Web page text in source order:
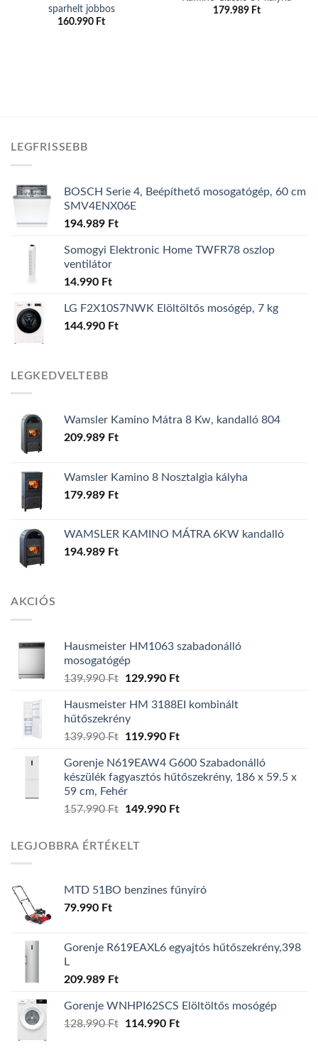
sparhelt jobbos
160.990 Ft
179.989 Ft
LEGFRISSEBB
BOSCH Serie 4, Beépíthető mosogatógép, 60 cm
SMV4ENX06E
194.989 Ft
Somogyi Elektronic Home TWFR78 oszlop
ventilátor
14.990 Ft
LG F2X10S7NWK Elöltöltős mosógép, 7 kg
144.990 Ft
LEGKEDVELTEBB
Wamsler Kamino Mátra 8 Kw, kandalló 804
209.989 Ft
Wamsler Kamino 8 Nosztalgia kályha
179.989 Ft
WAMSLER KAMINO MÁTRA 6KW kandalló
194.989 Ft
AKCIÓS
Hausmeister HM1063 szabadonálló
mosogatógép
139.990Ft
Original
was:
139.990 Ft.
129.990 FtCurrent
is:
Hausmeister HM 3188EI kombinált
hűtőszekrény
139.990Ft
Original
was:
139.990 Ft.
119.990 FtCurrent
is:
119.990 Ft.
Gorenje N619EAW4 G600 Szabadonálló
készülék fagyasztós hűtőszekrény, 186 x 59.5 x
59 cm, Fehér
157.990Ft
Original
149.990 FtCurrent
LEGJOBBRA ÉRTÉKELT
MTD 51BO benzines fűnyíró
79.990 Ft
Gorenje R619EAXL6 egyajtós hűtőszekrény,398
L
209.989 Ft
Gorenje WNHPI62SCS Elöltöltős mosógép
128.990Ft
Original
114.990 FtCurrent